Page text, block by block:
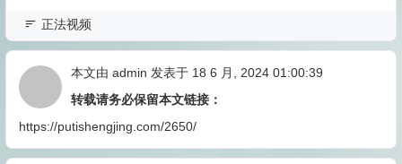
正法视频
本文由 admin 发表于 18 6 月, 2024 01:00:39
转载请务必保留本文链接：
https://putishengjing.com/2650/